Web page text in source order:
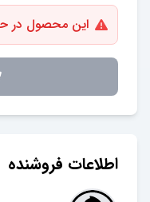
این محصول در
اطلاعات فروشنده